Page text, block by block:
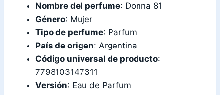
Nombre del perfume: Donna 81
Género: Mujer
Tipo de perfume: Parfum
País de origen: Argentina
Código universal de producto:
7798103147311
Versión: Eau de Parfum